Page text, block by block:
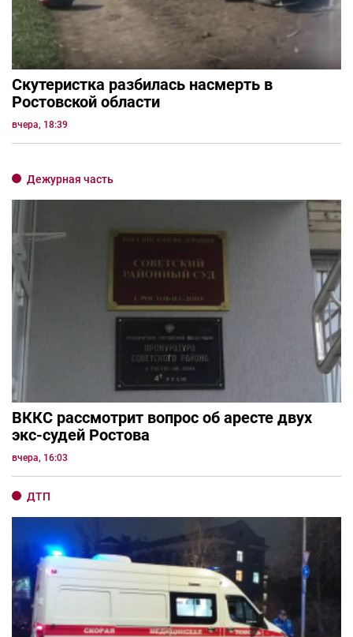
Скутеристка разбилась насмерть в
Ростовской области
вчера, 18:39
Дежурная часть
ВККС рассмотрит вопрос об аресте двух
экс-судей Ростова
вчера, 16:03
ДТП